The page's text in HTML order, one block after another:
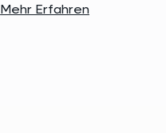
Mehr Erfahren